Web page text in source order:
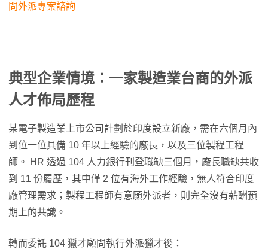
問外派專案諮詢
典型企業情境：一家製造業台商的外派
人才佈局歷程
某電子製造業上市公司計劃於印度設立新廠，需在六個月內
到位一位具備 10 年以上經驗的廠長，以及三位製程工程
師。 HR 透過 104 人力銀行刊登職缺三個月，廠長職缺共收
到 11 份履歷，其中僅 2 位有海外工作經驗，無人符合印度
廠管理需求；製程工程師有意願外派者，則完全沒有薪酬預
期上的共識。
轉而委託 104 獵才顧問執行外派獵才後：